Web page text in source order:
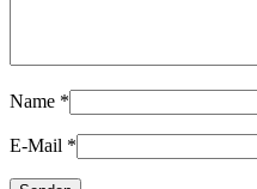
Name *
E-Mail *